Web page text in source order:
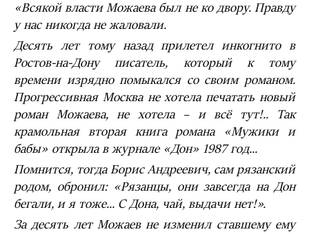
«Всякой власти Можаева был не ко двору. Правду
у нас никогда не жаловали.
Десять лет тому назад прилетел инкогнито в
Ростов-на-Дону писатель, который к тому
времени изрядно помыкался со своим романом.
Прогрессивная Москва не хотела печатать новый
роман Можаева, не хотела – и всё тут!.. Так
крамольная вторая книга романа «Мужики и
бабы» открыла в журнале «Дон» 1987 год...
Помнится, тогда Борис Андреевич, сам рязанский
родом, обронил: «Рязанцы, они завсегда на Дон
бегали, и я тоже... С Дона, чай, выдачи нет!».
За десять лет Можаев не изменил ставшему ему